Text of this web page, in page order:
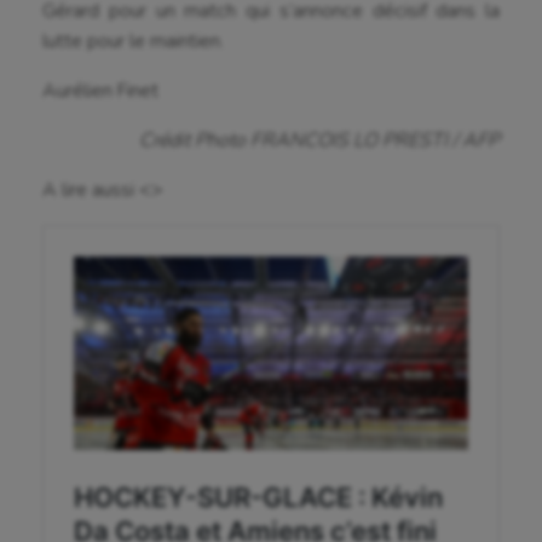
Haltérophilie
Korfbal
Longue paume
Moto
Natation
Natation artistique
Omnisports
Gérard pour un match qui s’annonce décisif dans la
lutte pour le maintien.
Aurélien Finet
Crédit Photo FRANCOIS LO PRESTI / AFP
A lire aussi <>